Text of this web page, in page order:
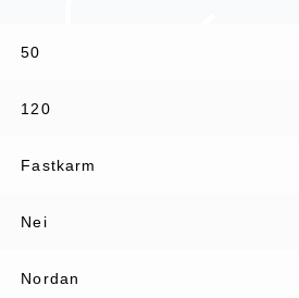
50
120
Fastkarm
Nei
Nordan